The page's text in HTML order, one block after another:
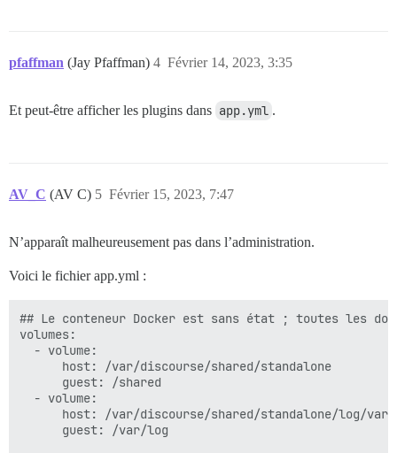
pfaffman (Jay Pfaffman) Février 14, 2023, 3:35
4
Et peut-être afficher les plugins dans app.yml .
AV_C (AV C) Février 15, 2023, 7:47
5
N’apparaît malheureusement pas dans l’administration.
Voici le fichier app.yml :
## Le conteneur Docker est sans état ; toutes les
volumes:
  - volume:
      host: /var/discourse/shared/standalone
      guest: /shared
  - volume:
host: /var/discourse/shared/standalone/log/
      guest: /var/log